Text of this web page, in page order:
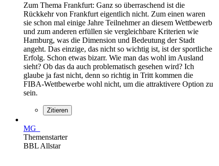
Zum Thema Frankfurt: Ganz so überraschend ist die
Rückkehr von Frankfurt eigentlich nicht. Zum einen waren
sie schon mal einige Jahre Teilnehmer an diesem Wettbewerb
und zum anderen erfüllen sie vergleichbare Kriterien wie
Hamburg, was die Dimension und Bedeutung der Stadt
angeht. Das einzige, das nicht so wichtig ist, ist der sportliche
Erfolg. Schon etwas bizarr. Wie man das wohl im Ausland
sieht? Ob das da auch problematisch gesehen wird? Ich
glaube ja fast nicht, denn so richtig in Tritt kommen die
FIBA-Wettbewerbe wohl nicht, um die attraktivere Option zu
sein.
Zitieren
MG_
Themenstarter
BBL Allstar